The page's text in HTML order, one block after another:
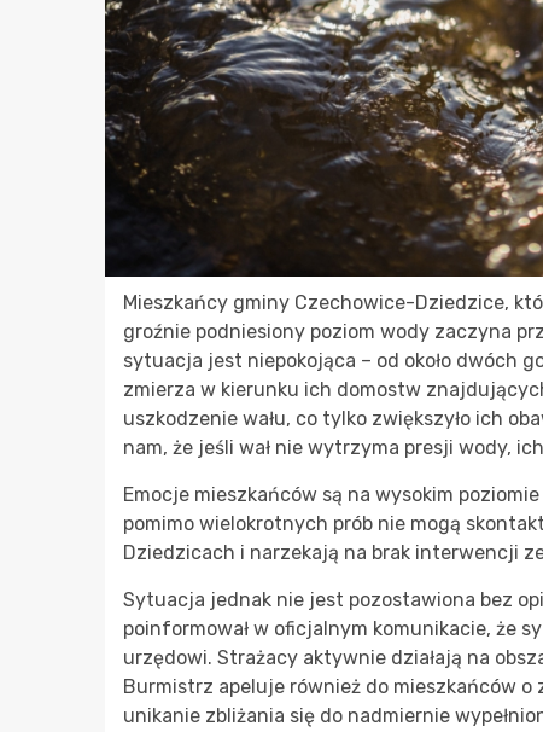
Mieszkańcy gminy Czechowice-Dziedzice,
groźnie podniesiony poziom wody zaczyna
sytuacja jest niepokojąca – od około dwóch
zmierza w kierunku ich domostw
uszkodzenie wału, co tylko zwiększyło ich
nam, że jeśli wał nie wytrzyma presji wody,
Emocje mieszkańców są na wysokim
pomimo wielokrotnych prób nie mogą
Dziedzicach i narzekają na brak interwencji
Sytuacja jednak nie jest pozostawiona bez
poinformował w oficjalnym komunikacie, że
urzędowi. Strażacy aktywnie działają na
Burmistrz apeluje również do mieszkańców
unikanie zbliżania się do nadmiernie